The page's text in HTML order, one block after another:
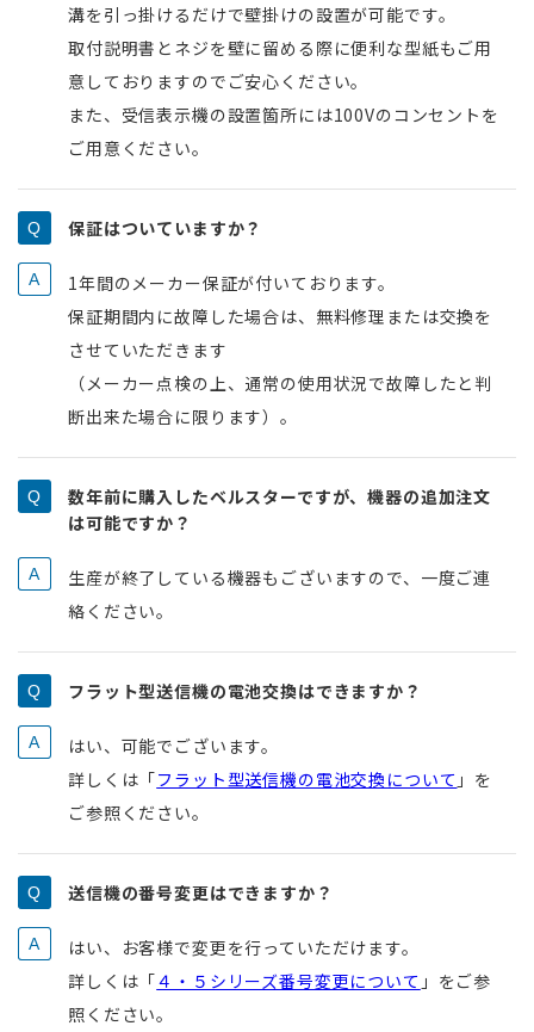
溝を引っ掛けるだけで壁掛けの設置が可能です。
取付説明書とネジを壁に留める際に便利な型紙もご用
意しておりますのでご安心ください。
また、受信表示機の設置箇所には100Vのコンセントを
ご用意ください。
保証はついていますか？
1年間のメーカー保証が付いております。
保証期間内に故障した場合は、無料修理または交換を
させていただきます
（メーカー点検の上、通常の使用状況で故障したと判
断出来た場合に限ります）。
数年前に購入したベルスターですが、機器の追加注文
は可能ですか？
生産が終了している機器もございますので、一度ご連
絡ください。
フラット型送信機の電池交換はできますか？
はい、可能でございます。
詳しくは「フラット型送信機の電池交換について 」を
ご参照ください。
送信機の番号変更はできますか？
はい、お客様で変更を行っていただけます。
詳しくは「４・５シリーズ番号変更について 」をご参
照ください。